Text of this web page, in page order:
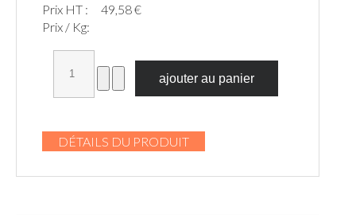
Prix HT :
49,58 €
Prix / Kg:
DÉTAILS DU PRODUIT